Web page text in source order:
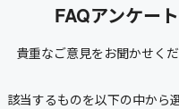
FAQアンケート
貴重なご意見をお聞かせくだ
該当するものを以下の中から